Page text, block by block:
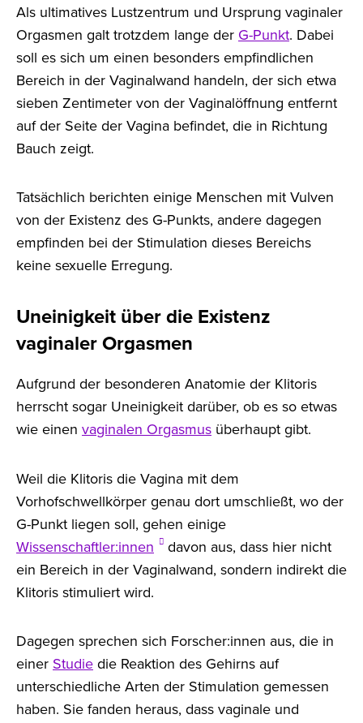
Als ultimatives Lustzentrum und Ursprung vaginaler
Orgasmen galt trotzdem lange der G-Punkt. Dabei
soll es sich um einen besonders empfindlichen
Bereich in der Vaginalwand handeln, der sich etwa
sieben Zentimeter von der Vaginalöffnung entfernt
auf der Seite der Vagina befindet, die in Richtung
Bauch zeigt.
Tatsächlich berichten einige Menschen mit Vulven
von der Existenz des G-Punkts, andere dagegen
empfinden bei der Stimulation dieses Bereichs
keine sexuelle Erregung.
Uneinigkeit über die Existenz
vaginaler Orgasmen
Aufgrund der besonderen Anatomie der Klitoris
herrscht sogar Uneinigkeit darüber, ob es so etwas
wie einen vaginalen Orgasmus überhaupt gibt.
Weil die Klitoris die Vagina mit dem
Vorhofschwellkörper genau dort umschließt, wo der
G-Punkt liegen soll, gehen einige
Wissenschaftler:innen
davon aus, dass hier nicht
ein Bereich in der Vaginalwand, sondern indirekt die
Klitoris stimuliert wird.
Dagegen sprechen sich Forscher:innen aus, die in
einer Studie die Reaktion des Gehirns auf
unterschiedliche Arten der Stimulation gemessen
haben. Sie fanden heraus, dass vaginale und